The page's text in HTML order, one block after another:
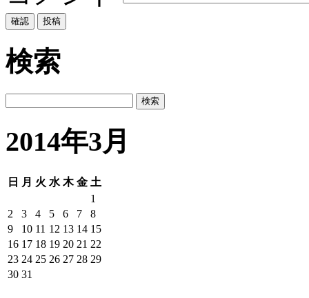
検索
2014年3月
日 月 火 水 木 金 土
1
2
3 4 5 6 7
8
9
10 11 12 13 14 15
16 17 18 19 20 21 22
23 24 25 26 27 28 29
30 31